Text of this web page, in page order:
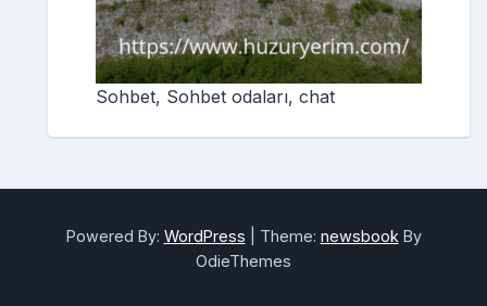
Sohbet, Sohbet odaları, chat
Powered By: WordPress Theme: newsbook By
OdieThemes